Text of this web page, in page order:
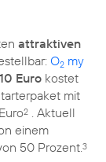
attraktiven
O2 my
Euro kostet
mit
2
. Aktuell
einem
50 Prozent. 3